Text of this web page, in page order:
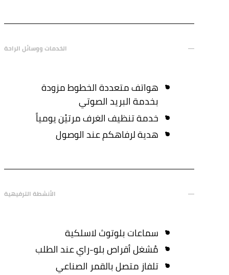
الخدمات ووسائل الراحة
هواتف متعددة الخطوط مزودة
بخدمة البريد الصوتي
خدمة تنظيف الغرف مرتيْن يومياً
هدية لرفاهكم عند الوصول
الأنشطة الترفيهية
سماعات بلوتوث لاسلكية
مُشغل أقراص بلو-راي عند الطلب
تلفاز متصل بالقمر الصناعي